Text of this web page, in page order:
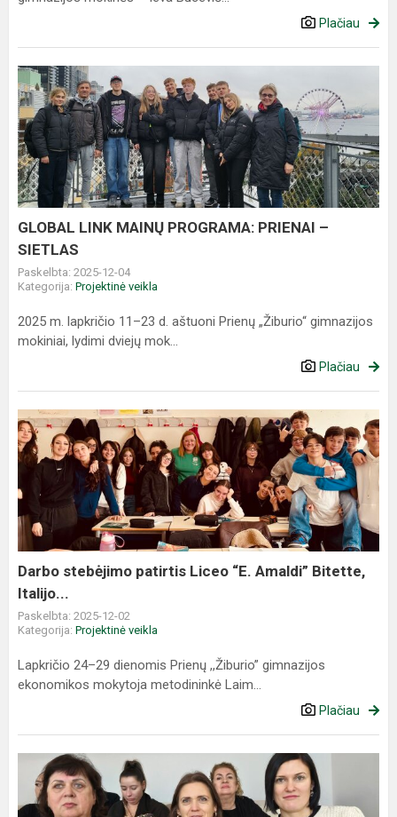
Plačiau
GLOBAL
LINK
MAINŲ
PROGRAMA:
PRIENAI
–
SIETLAS
GLOBAL LINK MAINŲ PROGRAMA: PRIENAI –
SIETLAS
Paskelbta: 2025-12-04
Kategorija: Projektinė veikla
2025 m. lapkričio 11–23 d. aštuoni Prienų „Žiburio“ gimnazijos
mokiniai, lydimi dviejų mok...
Plačiau
Darbo
stebėjimo
patirtis
Liceo
“E.
Amaldi”
Bitette,
Italijo...
Darbo stebėjimo patirtis Liceo “E. Amaldi” Bitette,
Italijo...
Paskelbta: 2025-12-02
Kategorija: Projektinė veikla
Lapkričio 24–29 dienomis Prienų ,,Žiburio” gimnazijos
ekonomikos mokytoja metodininkė Laim...
Plačiau
Erasmus+
mokymai
Splite: